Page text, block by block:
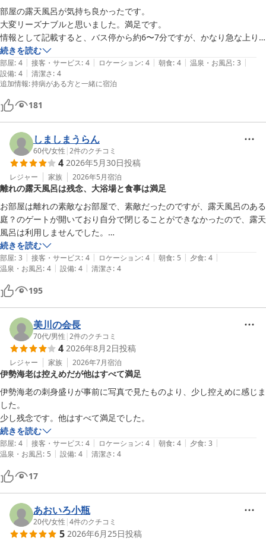
部屋の露天風呂が気持ち良かったです。
大変リーズナブルと思いました。満足です。
情報として記載すると、バス停から約6〜7分ですが、かなり急な上り
坂で、スーツケースなどを持ったまま上がるのは、特に女性には厳しい
と思います。苦情などではありません。
新山口駅からバスがありました。
秋芳洞までタクシーで6500円程の位置でした。
朝食はしっかりタップリ食べれます（笑）
スタッフの方々は皆さん親切でした。
続きを読む
部屋: 4 | 接客・サービス: 4 | ロケーション: 4 | 朝食: 4 | 温泉・お風呂: 3 |
設備: 4 | 清潔さ: 4
追加情報:持病がある方と一緒に宿泊
181
しましまうらん
60代/女性 |2件のクチコミ
4 2026年5月30日投稿
レジャー 家族 2026年5月宿泊
離れの露天風呂は残念、大浴場と食事は満足
お部屋は離れの素敵なお部屋で、素敵だったのですが、露天風呂のある
庭？のゲートが開いており自分で閉じることができなかったので、露天
風呂は利用しませんでした。
大浴場は、夜朝利用して大満足。
お料理も美味しくでも、食べきれないほどで、次回は少なめにしようと
思ったくらいです。
スタッフの方も素朴で皆さん親切でした。
ありがとうございます。
続きを読む
部屋: 3 | 接客・サービス: 4 | ロケーション: 4 | 朝食: 5 | 夕食: 4 |
温泉・お風呂: 4 | 設備: 4 | 清潔さ: 4
195
美川の会長
70代/男性 |2件のクチコミ
4 2026年8月2日投稿
レジャー 家族 2026年7月宿泊
伊勢海老は控えめだが他はすべて満足
伊勢海老の刺身盛りが事前に写真で見たものより、少し控えめに感じま
した。
少し残念です。他はすべて満足でした。
続きを読む
部屋: 4 | 接客・サービス: 4 | ロケーション: 4 | 朝食: 4 | 夕食: 3 |
温泉・お風呂: 5 | 設備: 4 | 清潔さ: 4
17
あおいろ小瓶
20代/女性 |4件のクチコミ
5 2026年6月25日投稿